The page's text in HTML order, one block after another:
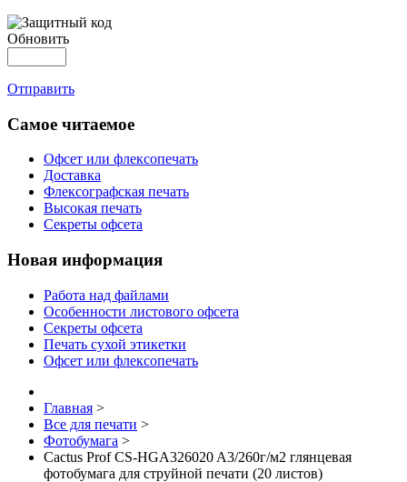
Обновить
Отправить
Самое читаемое
Офсет или флексопечать
Доставка
Флексографская печать
Высокая печать
Секреты офсета
Новая информация
Работа над файлами
Особенности листового офсета
Секреты офсета
Печать сухой этикетки
Офсет или флексопечать
Главная >
Все для печати >
Фотобумага >
Cactus Prof CS-HGA326020 A3/260г/м2 глянцевая
фотобумага для струйной печати (20 листов)